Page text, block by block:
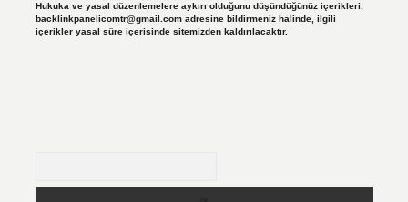
Hukuka ve yasal düzenlemelere aykırı olduğunu düşündüğünüz içerikleri,
backlinkpanelicomtr@gmail.comadresine bildirmeniz halinde, ilgili
içerikler yasal süre içerisinde sitemizden kaldırılacaktır.